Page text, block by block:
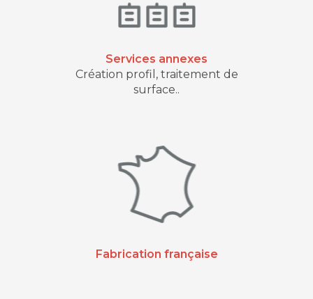
Services annexes
Création profil, traitement de
surface..
Fabrication française